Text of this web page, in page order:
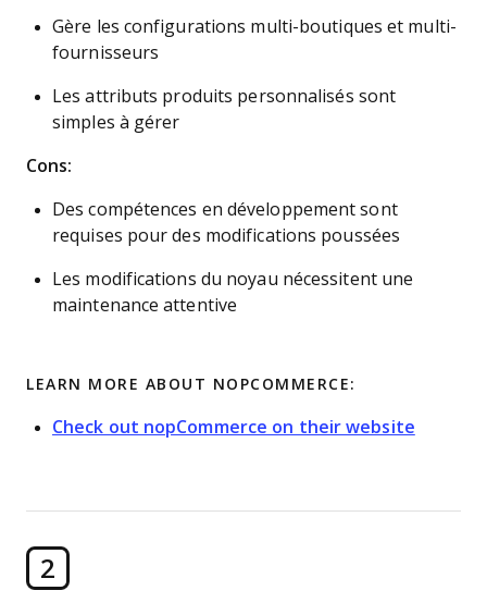
Gère les configurations multi-boutiques et multi-
fournisseurs
Les attributs produits personnalisés sont
simples à gérer
Cons:
Des compétences en développement sont
requises pour des modifications poussées
Les modifications du noyau nécessitent une
maintenance attentive
LEARN MORE ABOUT NOPCOMMERCE:
Check out nopCommerce on their website
2